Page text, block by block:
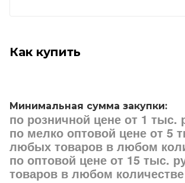
Как купить
Минимальная сумма закупки:
по розничной цене от 1 тыс.
по мелко оптовой цене от 5
любых товаров в любом
по оптовой цене от 15 тыс.
товаров в любом количестве